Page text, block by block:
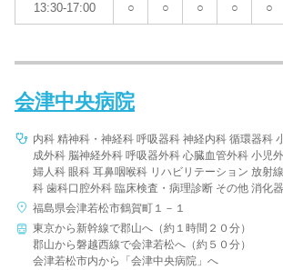
13:30-17:00 ○ ○ ○ ○ ○
会津中央病院
内科 精神科・神経科 呼吸器科 神経内科 循環器科
成外科 脳神経外科 呼吸器外科 心臓血管外科 小児
婦人科 眼科 耳鼻咽喉科 リハビリテーション 放射
科 歯科口腔外科 臨床検査・病理診断 その他 消化
福島県会津若松市鶴賀町１－１
東京から新幹線で郡山へ（約１時間２０分）
郡山から磐越西線で会津若松へ（約５０分）
会津若松市内から「会津中央病院」へ